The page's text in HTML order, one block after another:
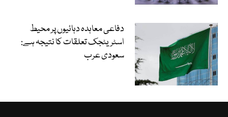
دفاعی معاہدہ دہائیوں پر محیط
اسٹریٹجک تعلقات کا نتیجہ ہے:
سعودی عرب